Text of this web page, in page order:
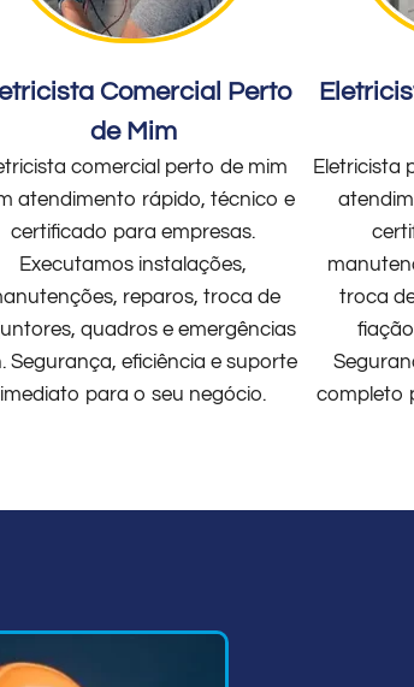
Comercial Perto
de Mim
comercial perto de mim
atendimento rápido, técnico e
certificado para empresas.
Executamos instalações,
reparos, troca de
quadros e emergências
Segurança, eficiência e suporte
imediato para o seu negócio.
Eletricista
troca
completo